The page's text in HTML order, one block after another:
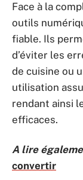
Face à la
outils
fiable. Ils
d’éviter les
de cuisine ou
utilisation
rendant ainsi
efficaces.
A lire
convertir